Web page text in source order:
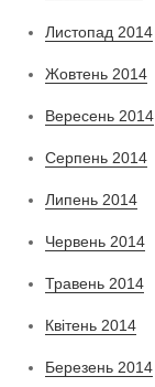
Листопад 2014
Жовтень 2014
Вересень 2014
Серпень 2014
Липень 2014
Червень 2014
Травень 2014
Квітень 2014
Березень 2014